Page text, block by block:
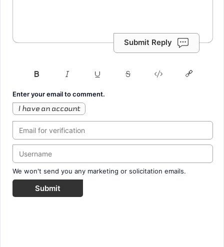
Submit Reply
Enter your email to comment.
I have an account
We won't send you any marketing or solicitation emails.
Submit